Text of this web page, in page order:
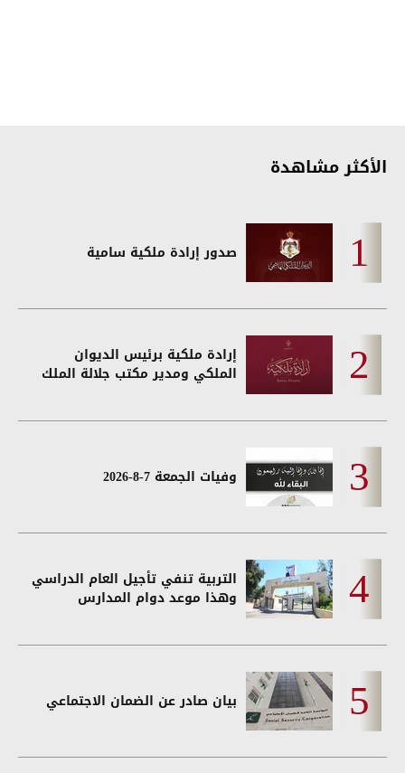
الأكثر مشاهدة
صدور إرادة ملكية سامية
إرادة ملكية برئيس الديوان
الملكي ومدير مكتب جلالة الملك
وفيات الجمعة 7-8-2026
التربية تنفي تأجيل العام الدراسي
وهذا موعد دوام المدارس
بيان صادر عن الضمان الاجتماعي